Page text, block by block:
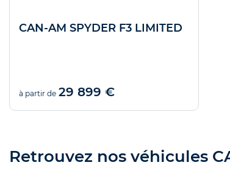
CAN-AM SPYDER F3 LIMITED
à partir de 29 899 €
Retrouvez nos véhicules